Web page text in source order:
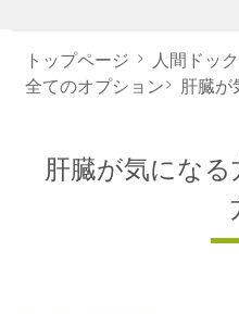
トップページ > 人間ドッ
全てのオプション> 肝臓が
肝臓が気にな